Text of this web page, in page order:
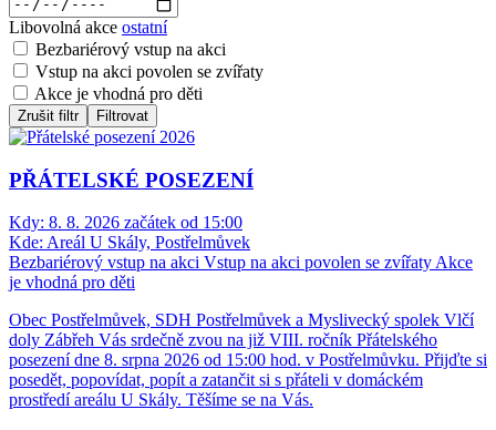
Libovolná akce ostatní
Bezbariérový vstup na akci
Vstup na akci povolen se zvířaty
Akce je vhodná pro děti
Zrušit filtr Filtrovat
PŘÁTELSKÉ POSEZENÍ
Kdy: 8. 8. 2026 začátek od 15:00
Kde: Areál U Skály, Postřelmůvek
Bezbariérový vstup na akci Vstup na akci povolen se zvířaty Akce
je vhodná pro děti
Obec Postřelmůvek, SDH Postřelmůvek a Myslivecký spolek Vlčí
doly Zábřeh Vás srdečně zvou na již VIII. ročník Přátelského
posezení dne 8. srpna 2026 od 15:00 hod. v Postřelmůvku. Přijďte si
posedět, popovídat, popít a zatančit si s přáteli v domáckém
prostředí areálu U Skály. Těšíme se na Vás.